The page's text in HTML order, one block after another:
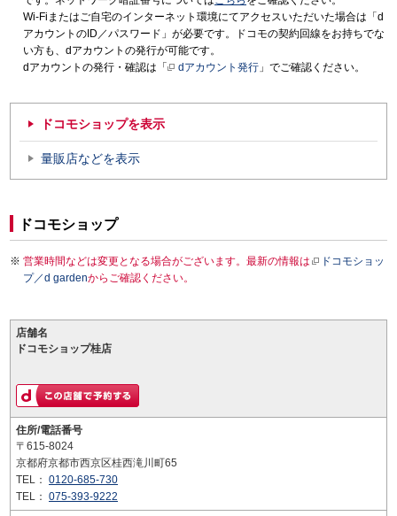
Wi-Fiまたはご自宅のインターネット環境にてアクセスいただいた場合は「d
アカウントのID／パスワード」が必要です。ドコモの契約回線をお持ちでな
い方も、dアカウントの発行が可能です。
dアカウントの発行・確認は「
dアカウント発行 」でご確認ください。
ドコモショップを表示
量販店などを表示
ドコモショップ
営業時間などは変更となる場合がございます。最新の情報は
ドコモショッ
プ／d gardenからご確認ください。
店舗名
ドコモショップ桂店
住所/電話番号
〒615-8024
京都府京都市西京区桂西滝川町65
TEL： 0120-685-730
TEL： 075-393-9222